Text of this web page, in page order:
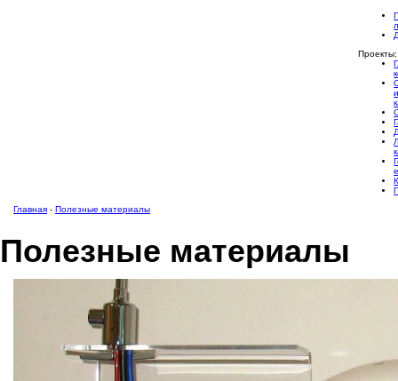
Проекты:
Главная - Полезные материалы
Полезные материалы